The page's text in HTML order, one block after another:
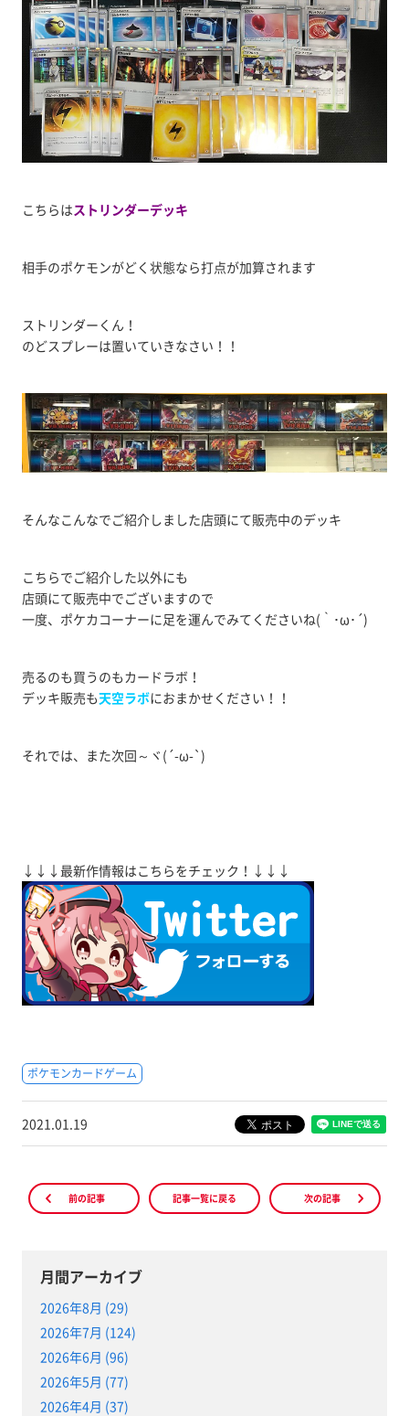
こちらはストリンダーデッキ
相手のポケモンがどく状態なら打点が加算されます
ストリンダーくん！
のどスプレーは置いていきなさい！！
そんなこんなでご紹介しました店頭にて販売中のデッキ
こちらでご紹介した以外にも
店頭にて販売中でございますので
一度、ポケカコーナーに足を運んでみてくださいね(｀･ω･´)
売るのも買うのもカードラボ！
デッキ販売も天空ラボにおまかせください！！
それでは、また次回～ヾ(´-ω-`)
↓↓↓最新作情報はこちらをチェック！↓↓↓
ポケモンカードゲーム
2021.01.19
前の記事 記事一覧に戻る 次の記事
月間アーカイブ
2026年8月 (29)
2026年7月 (124)
2026年6月 (96)
2026年5月 (77)
2026年4月 (37)